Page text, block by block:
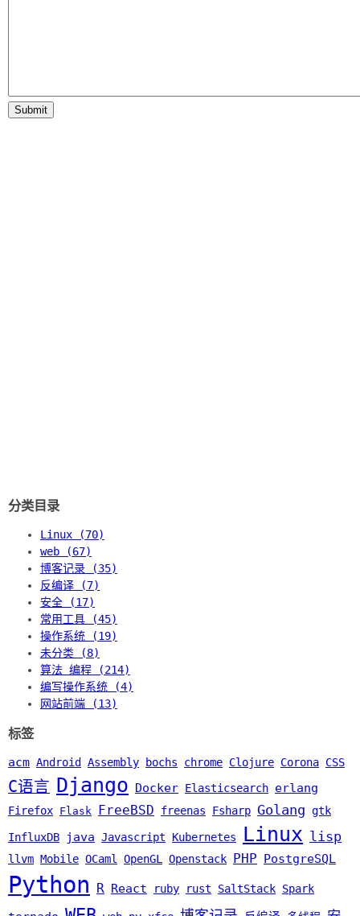
分类目录
Linux (70)
web (67)
博客记录 (35)
反编译 (7)
安全 (17)
常用工具 (45)
操作系统 (19)
未分类 (8)
算法 编程 (214)
编写操作系统 (4)
网站前端 (13)
标签
acm Android Assembly bochs chrome Clojure Corona CSS
C语言 Django Docker Elasticsearch erlang
Firefox Flask FreeBSD freenas Fsharp Golang gtk
InfluxDB java Javascript Kubernetes Linux lisp
llvm Mobile OCaml OpenGL Openstack PHP PostgreSQL
Python R React ruby rust SaltStack Spark